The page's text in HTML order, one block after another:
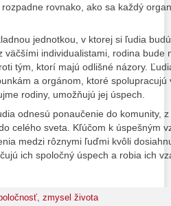
rovnako, ako sa každý
jednotkou, v ktorej si ľudia
väčšími individualistami, rodina bude
tým, ktorí majú odlišné názory.
a orgánom, ktoré
rodiny, umožňujú jej úspech.
odnesú ponaučenie do komunity,
celého sveta. Kľúčom k úspešným
medzi rôznymi ľuďmi kvôli
ich spoločný úspech a robia ich
zmysel života